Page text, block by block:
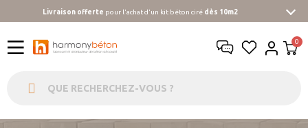
Livraison offerte pour l'achat d'un kit béton ciré dès 10m2